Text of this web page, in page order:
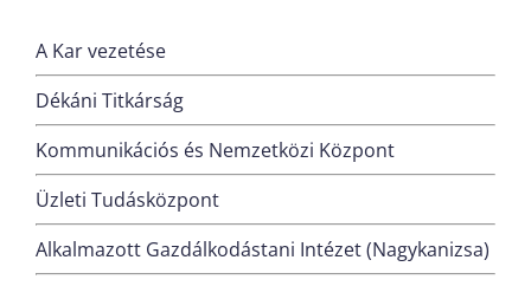
A Kar vezetése
Dékáni Titkárság
Kommunikációs és Nemzetközi Központ
Üzleti Tudásközpont
Alkalmazott Gazdálkodástani Intézet (Nagykanizsa)